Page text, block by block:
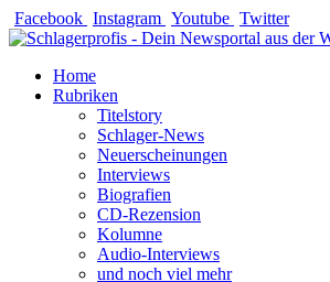
Zum
Inhalt
Facebook Instagram Youtube Twitter
Home
Rubriken
Titelstory
Schlager-News
Neuerscheinungen
Interviews
Biografien
CD-Rezension
Kolumne
Audio-Interviews
und noch viel mehr